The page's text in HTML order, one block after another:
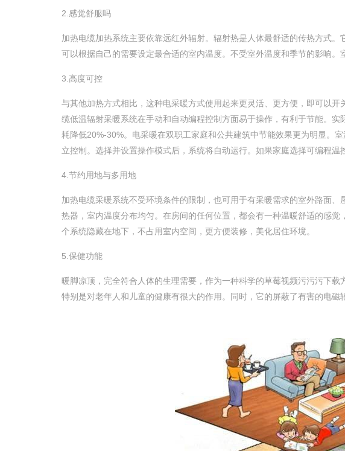
2.感觉舒服吗
加热电缆加热系统主要依靠远红外辐射。辐射热是人体最舒适的传热方式。它
可以根据自己的需要设定最合适的室内温度。不受室外温度和季节的影响。
3.高度可控
与其他加热方式相比，这种电采暖方式使用起来更灵活、更方便，即可以开关
缆低温辐射采暖系统在手动和自动编程控制方面易于操作，有利于节能。实
耗降低20%-30%。电采暖在双职工家庭和公共建筑中节能效果更为明显。室
立控制。选择并设置操作模式后，系统将自动运行。如果家庭选择可编程
4.节约用地与多用地
加热电缆采暖系统不受环境条件的限制，也可用于有采暖需求的室外路面
热器，室内温度分布均匀。在房间的任何位置，都会有一种温暖舒适的
个系统隐藏在地下，不占用室内空间，更方便装修，美化居住环境。
5.保健功能
暖脚凉顶，完全符合人体的生理需要，作为一种科学的草莓视频污污污下载方
特别是对老年人和儿童的健康有很大的作用。同时，它的屏蔽了有害的电磁辐